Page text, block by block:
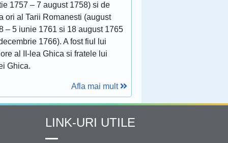
1757 – 7 august 1758) si de
ori al Tarii Romanesti (august
– 5 iunie 1761 si 18 august 1765
1766). A fost fiul lui
al II-lea Ghica si fratele lui
Ghica.
Afla mai mult
LINK-URI UTILE